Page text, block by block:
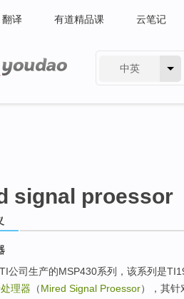
翻译 有道精品课 云笔记
中英
signal proessor
TI公司生产的MSP430系列，该系列是
理器 （Mired Signal Proessor），其